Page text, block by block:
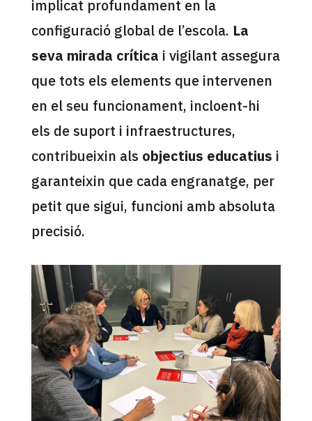
implicat profundament en la
configuració global de l’escola. La
seva mirada crítica i vigilant assegura
que tots els elements que intervenen
en el seu funcionament, incloent-hi
els de suport i infraestructures,
contribueixin als objectius educatius i
garanteixin que cada engranatge, per
petit que sigui, funcioni amb absoluta
precisió.